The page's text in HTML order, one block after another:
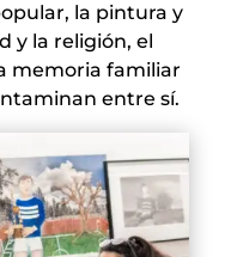
la pintura y
y la religión, el
memoria familiar
entre sí.